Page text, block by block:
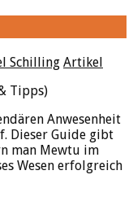
Schilling Artikel
Anwesenheit
Dieser Guide gibt
man Mewtu im
Wesen erfolgreich